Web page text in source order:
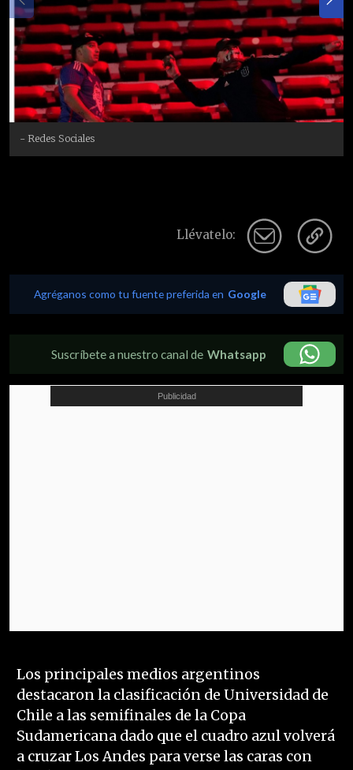
- Redes Sociales
Llévatelo:
Agréganos como tu fuente preferida en Google
Suscríbete a nuestro canal de Whatsapp
Los principales medios argentinos
destacaron la clasificación de Universidad de
Chile a las semifinales de la Copa
Sudamericana dado que el cuadro azul volverá
a cruzar Los Andes para verse las caras con